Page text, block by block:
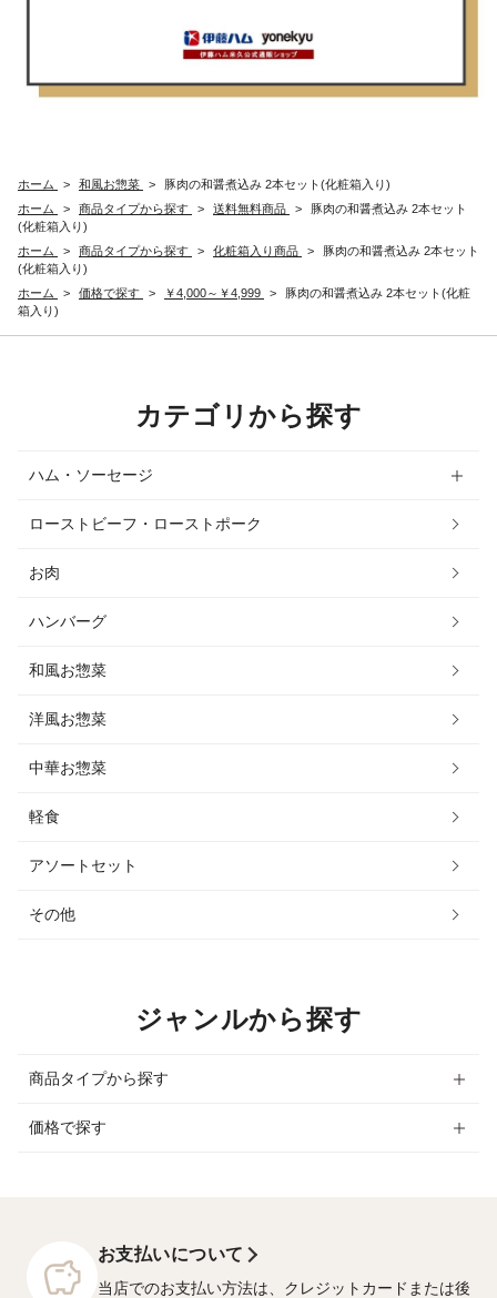
ホーム > 和風お惣菜 >
豚肉の和醤煮込み 2本セット(化粧箱入り)
ホーム
> 商品タイプから探す > 送料無料商品 >
豚肉の和醤煮込み 2本セット
(化粧箱入り)
ホーム
> 商品タイプから探す > 化粧箱入り商品 >
豚肉の和醤煮込み 2本セット
(化粧箱入り)
ホーム
> 価格で探す > ￥4,000～￥4,999 >
豚肉の和醤煮込み 2本セット(化粧
箱入り)
カテゴリから探す
ハム・ソーセージ
ローストビーフ・ローストポーク
お肉
ハンバーグ
和風お惣菜
洋風お惣菜
中華お惣菜
軽食
アソートセット
その他
ジャンルから探す
商品タイプから探す
価格で探す
お支払いについて
当店でのお支払い方法は、クレジットカードまたは後